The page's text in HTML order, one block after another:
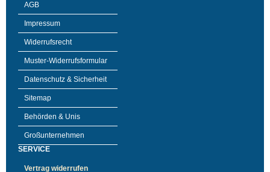
AGB
Impressum
Widerrufsrecht
Muster-Widerrufsformular
Datenschutz & Sicherheit
Sitemap
Behörden & Unis
Großunternehmen
SERVICE
Vertrag widerrufen